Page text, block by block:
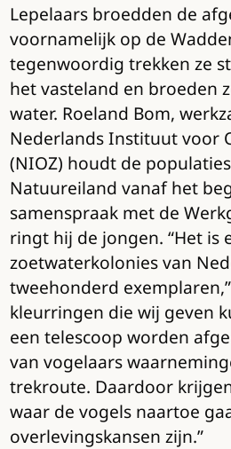
Lepelaars broedden de
voornamelijk op de
tegenwoordig trekken ze
het vasteland en broeden
water. Roeland Bom,
Nederlands Instituut voor
(NIOZ) houdt de
Natuureiland vanaf het
samenspraak met de
ringt hij de jongen. “Het is
zoetwaterkolonies van
tweehonderd
kleurringen die wij geven
een telescoop worden
van vogelaars
trekroute. Daardoor
waar de vogels naartoe
overlevingskansen zijn.”